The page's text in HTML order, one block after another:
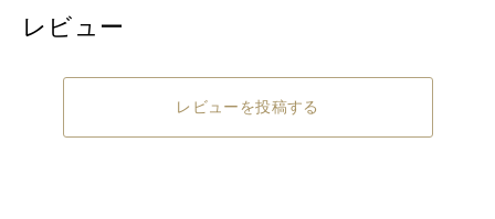
レビュー
レビューを投稿する